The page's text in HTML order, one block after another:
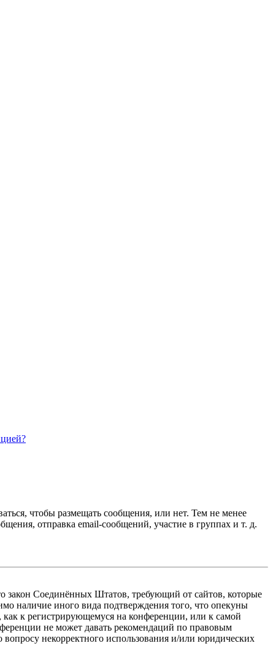
чтобы размещать сообщения, или нет. Тем не менее
отправка email-сообщений, участие в группах и т. д.
закон Соединённых Штатов, требующий от сайтов, которые
наличие иного вида подтверждения того, что опекуны
к регистрирующемуся на конференции, или к самой
не может давать рекомендаций по правовым
некорректного использования и/или юридических